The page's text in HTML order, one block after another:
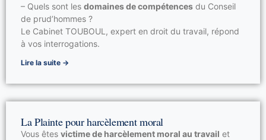
– Quels sont les domaines de compétences du Conseil
de prud’hommes ?
Le Cabinet TOUBOUL, expert en droit du travail, répond
à vos interrogations.
Lire la suite →
La Plainte pour harcèlement moral
Vous êtes victime de harcèlement moral au travail et